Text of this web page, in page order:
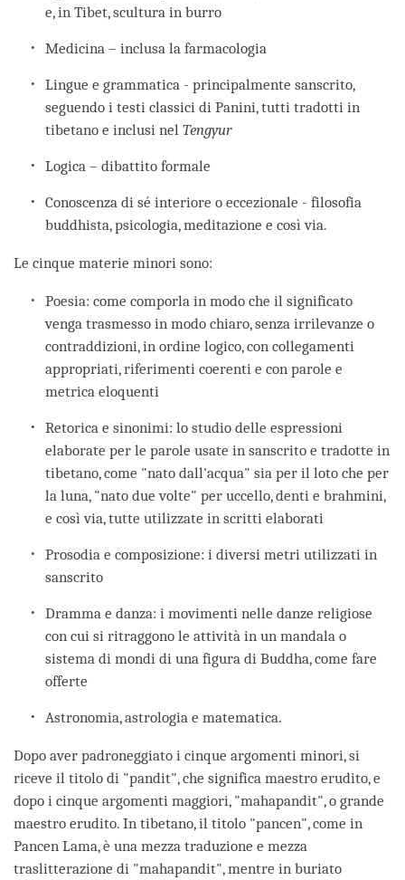
e, in Tibet, scultura in burro
Medicina – inclusa la farmacologia
Lingue e grammatica - principalmente sanscrito,
seguendo i testi classici di Panini, tutti tradotti in
tibetano e inclusi nelTengyur
Logica – dibattito formale
Conoscenza di sé interiore o eccezionale - filosofia
buddhista, psicologia, meditazione e così via.
Le cinque materie minori sono:
Poesia: come comporla in modo che il significato
venga trasmesso in modo chiaro, senza irrilevanze o
contraddizioni, in ordine logico, con collegamenti
appropriati, riferimenti coerenti e con parole e
metrica eloquenti
Retorica e sinonimi: lo studio delle espressioni
elaborate per le parole usate in sanscrito e tradotte in
tibetano, come "nato dall'acqua" sia per il loto che per
la luna, "nato due volte" per uccello, denti e brahmini,
e così via, tutte utilizzate in scritti elaborati
Prosodia e composizione: i diversi metri utilizzati in
sanscrito
Dramma e danza: i movimenti nelle danze religiose
con cui si ritraggono le attività in un mandala o
sistema di mondi di una figura di Buddha, come fare
offerte
Astronomia, astrologia e matematica.
Dopo aver padroneggiato i cinque argomenti minori, si
riceve il titolo di "pandit", che significa maestro erudito, e
dopo i cinque argomenti maggiori, "mahapandit", o grande
maestro erudito. In tibetano, il titolo "pancen", come in
Pancen Lama, è una mezza traduzione e mezza
traslitterazione di "mahapandit", mentre in buriato